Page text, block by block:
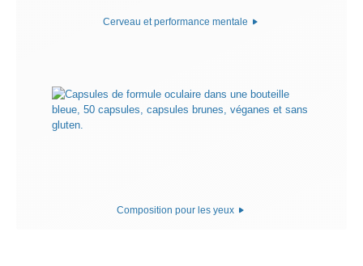
Cerveau et performance mentale
Composition pour les yeux